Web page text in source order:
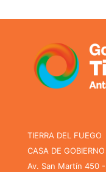
TIERRA DEL FUEGO
CASA DE GOBIERNO
Av. San Martín 450 -